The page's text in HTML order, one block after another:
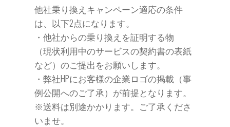
他社乗り換えキャンペーン適応の条件
は、以下2点になります。
・他社からの乗り換えを証明する物
（現状利用中のサービスの契約書の表紙
など）のご提出をお願いします。
・弊社HPにお客様の企業ロゴの掲載（事
例公開へのご了承）が前提となります。
※送料は別途かかります。ご了承くださ
いませ。